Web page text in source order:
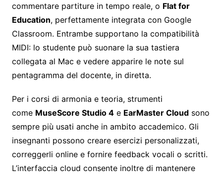
commentare partiture in tempo reale, o Flat for
Education, perfettamente integrata con Google
Classroom. Entrambe supportano la compatibilità
MIDI: lo studente può suonare la sua tastiera
collegata al Mac e vedere apparire le note sul
pentagramma del docente, in diretta.
Per i corsi di armonia e teoria, strumenti
come MuseScore Studio 4e EarMaster Cloudsono
sempre più usati anche in ambito accademico. Gli
insegnanti possono creare esercizi personalizzati,
correggerli online e fornire feedback vocali o scritti.
L’interfaccia cloud consente inoltre di mantenere